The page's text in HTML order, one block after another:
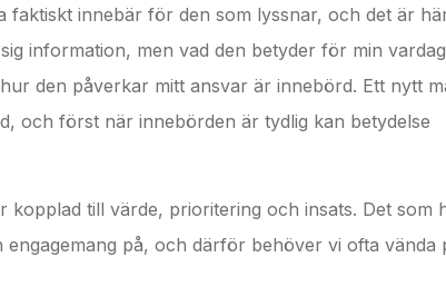
innebär för den som lyssnar, och det är
information, men vad den betyder för min
den påverkar mitt ansvar är innebörd. Ett nytt
och först när innebörden är tydlig kan betydelse
till värde, prioritering och insats. Det som
på, och därför behöver vi ofta vända